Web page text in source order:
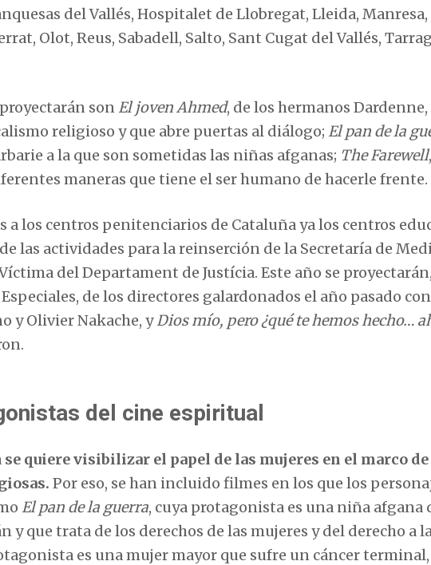
del Vallés, Hospitalet de Llobregat, Lleida,
Olot, Reus, Sabadell, Salto, Sant Cugat del Vallés,
sonEl joven Ahmed, de los hermanos
religioso y que abre puertas al diálogo; El pan de la
a la que son sometidas las niñas afganas; The Farewell
maneras que tiene el ser humano de hacerle frente.
a los centros penitenciarios de Cataluña ya los centros
las actividades para la reinserción de la Secretaría de
del Departament de Justícia. Este año se proyectarán,
de los directores galardonados el año pasado
y Olivier Nakache, yDios mío, pero ¿qué te hemos hecho…
del cine espiritual
se quiere visibilizar el papel de las mujeres en el marco de
Por eso, se han incluido filmes en los que los
El pan de la guerra, cuya protagonista es una niña afgana
y que trata de los derechos de las mujeres y del derecho a
es una mujer mayor que sufre un cáncer terminal,